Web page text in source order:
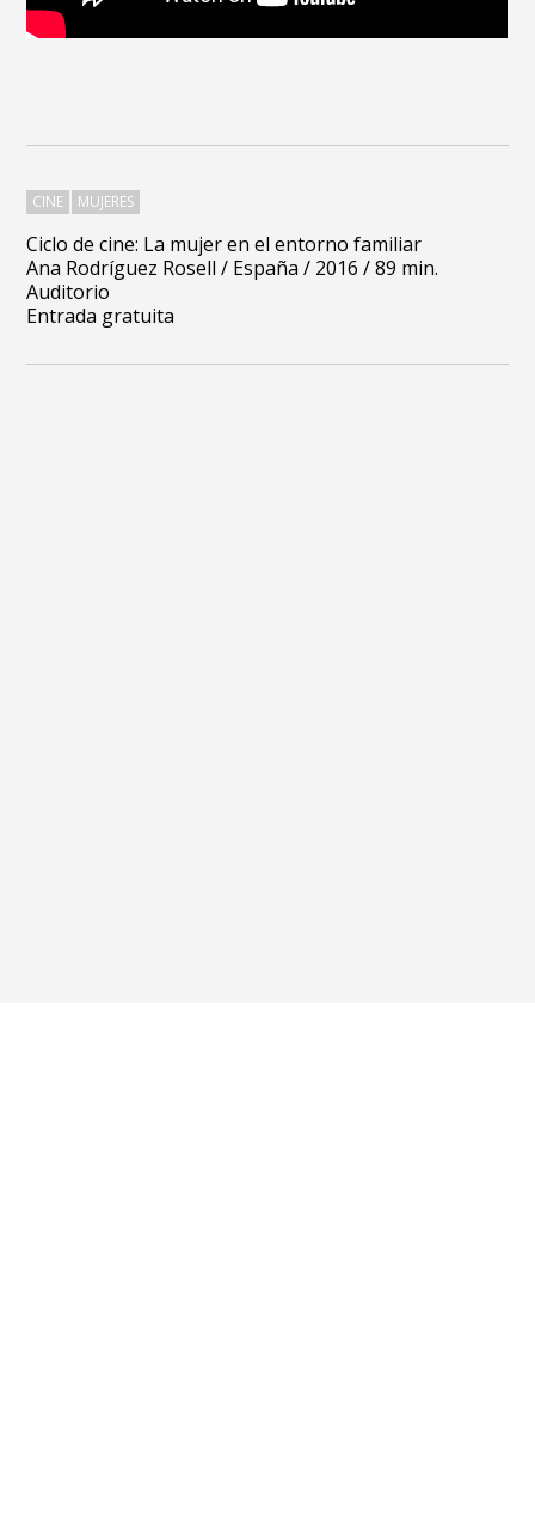
Ciclo de cine: La mujer en el entorno familiar
Ana Rodríguez Rosell / España / 2016 / 89 min.
Auditorio
Entrada gratuita
CINE MUJERES